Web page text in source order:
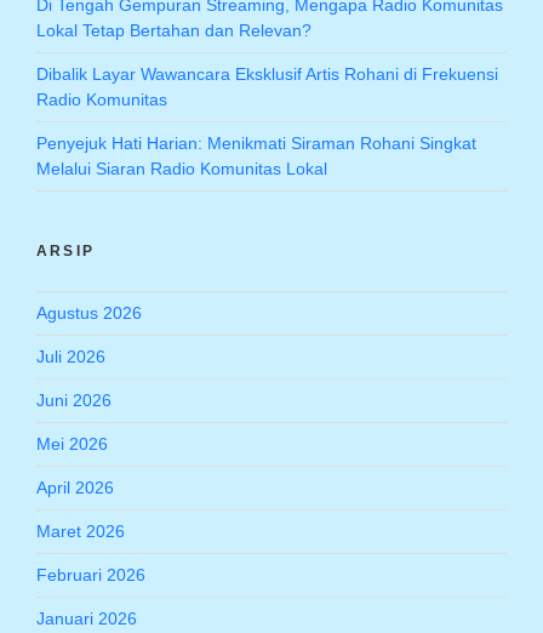
Di Tengah Gempuran Streaming, Mengapa Radio Komunitas
Lokal Tetap Bertahan dan Relevan?
Dibalik Layar Wawancara Eksklusif Artis Rohani di Frekuensi
Radio Komunitas
Penyejuk Hati Harian: Menikmati Siraman Rohani Singkat
Melalui Siaran Radio Komunitas Lokal
ARSIP
Agustus 2026
Juli 2026
Juni 2026
Mei 2026
April 2026
Maret 2026
Februari 2026
Januari 2026